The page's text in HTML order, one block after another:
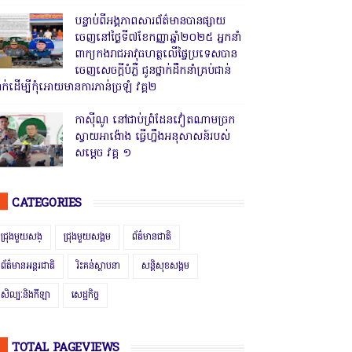
បន្ទាប់ពីអង្គភាពសារព័ត៌មានបានផ្សាយ
ចេញនៅថ្ងៃទី៧ខែកញ្ញាឆ្នាំ២០២៥ អ្នកនាំ
ពាក្យកងរាជអាវុធហត្ថលើផ្ទៃប្រទេសបាន
ចេញសេចក្តីបំភ្លឺ ជូនថ្នាក់ដឹកនាំគ្រប់ជាន់
ាក់ដើម្បីកុំអោយមានការភាន់ច្រឡំ វគ្គ២
កាសុីណូ នៅជាប់ព្រំដែនវៀតណាមច្រក
ស្វាយអាង៉ោង ធ្វើហ្នឹងអនុសាសន៍របស់
សម្ដេច វគ្គ ១
CATEGORIES
ជ្រុងមួយសង្ ជ្រុងមួយសង្គម ព័ត៌មានជាតិ
ព័ត៌មានអន្តរជាតិ រិះគន់ស្ថាបនា សន្តិសុខសង្គម
សិល្បៈនិងកីឡា សេដ្ឋកិច្ច
TOTAL PAGEVIEWS